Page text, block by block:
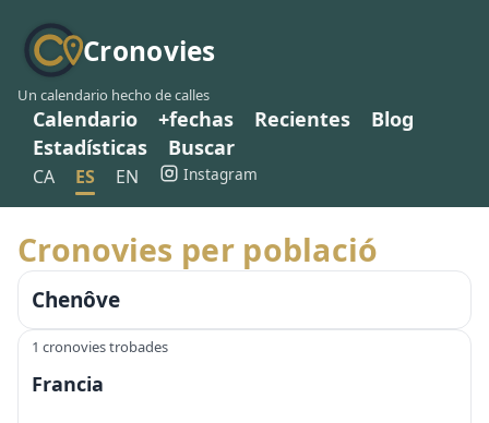
Cronovies
Un calendario hecho de calles
Calendario +fechas Recientes
Blog
Estadísticas
Buscar
CA ES EN Instagram
Cronovies per població
Chenôve
1 cronovies trobades
Francia